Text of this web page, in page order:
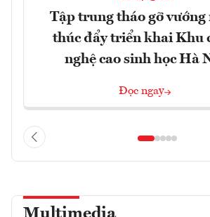
Tập trung tháo gỡ vướng
thúc đẩy triển khai Khu
nghệ cao sinh học Hà
Đọc ngay